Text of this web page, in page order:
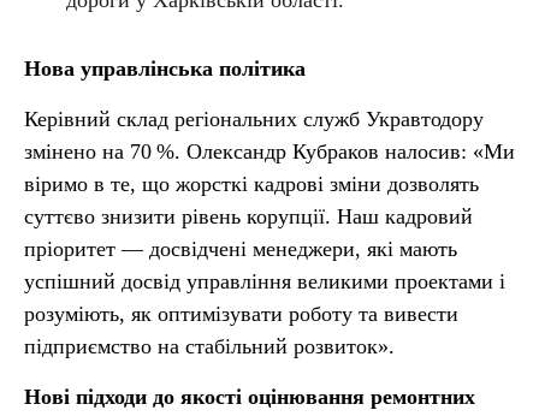
Нова управлінська політика
Керівний склад регіональних служб Укравтодору
змінено на 70 %. Олександр Кубраков налосив: «Ми
віримо в те, що жорсткі кадрові зміни дозволять
суттєво знизити рівень корупції. Наш кадровий
пріоритет — досвідчені менеджери, які мають
успішний досвід управління великими проектами і
розуміють, як оптимізувати роботу та вивести
підприємство на стабільний розвиток».
Нові підходи до якості оцінювання ремонтних